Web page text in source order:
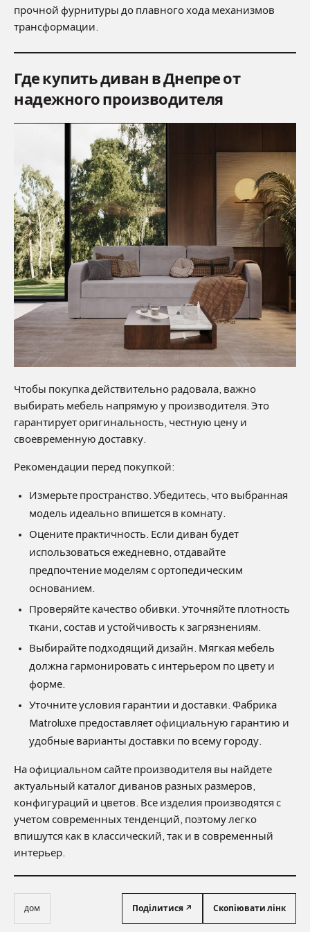
прочной фурнитуры до плавного хода механизмов
трансформации.
Где купить диван в Днепре от
надежного производителя
Чтобы покупка действительно радовала, важно
выбирать мебель напрямую у производителя. Это
гарантирует оригинальность, честную цену и
своевременную доставку.
Рекомендации перед покупкой:
Измерьте пространство. Убедитесь, что выбранная
модель идеально впишется в комнату.
Оцените практичность. Если диван будет
использоваться ежедневно, отдавайте
предпочтение моделям с ортопедическим
основанием.
Проверяйте качество обивки. Уточняйте плотность
ткани, состав и устойчивость к загрязнениям.
Выбирайте подходящий дизайн. Мягкая мебель
должна гармонировать с интерьером по цвету и
форме.
Уточните условия гарантии и доставки. Фабрика
Matroluxe предоставляет официальную гарантию и
удобные варианты доставки по всему городу.
На официальном сайте производителя вы найдете
актуальный каталог диванов разных размеров,
конфигураций и цветов. Все изделия производятся с
учетом современных тенденций, поэтому легко
впишутся как в классический, так и в современный
интерьер.
дом Поділитися ↗ Скопіювати лінк